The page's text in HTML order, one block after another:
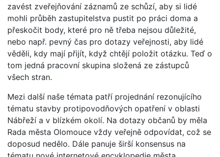
zavést zveřejňování záznamů ze schůzí, aby si lidé
mohli průběh zastupitelstva pustit po práci doma a
přeskočit body, které pro ně třeba nejsou důležité,
nebo např. pevný čas pro dotazy veřejnosti, aby lidé
věděli, kdy mají přijít, když chtějí položit otázku. Teď o
tom jedná pracovní skupina složená ze zástupců
všech stran.
Mezi další naše témata patří projednání rezonujícího
tématu stavby protipovodňových opatření v oblasti
Nábřeží a v blízkém okolí. Na dotazy občanů by měla
Rada města Olomouce vždy veřejně odpovídat, což se
doposud nedělo. Dále panuje širší konsensus na